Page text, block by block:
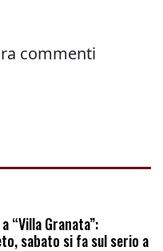
“Villa Granata”:
sabato si fa sul serio a